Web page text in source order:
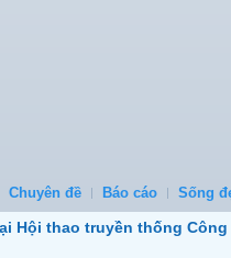
Chuyên đề Báo cáo Sống
Hội thao truyền thống Công